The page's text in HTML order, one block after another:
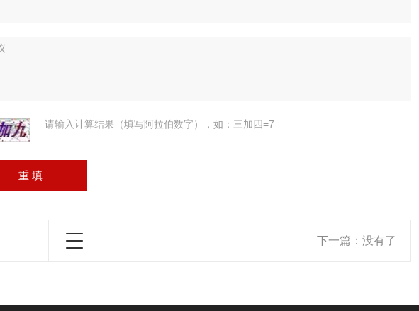
请输入计算结果（填写阿拉伯数字），如：三加四=7
下一篇：没有了